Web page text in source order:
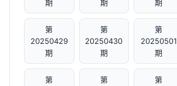
期
期
期
第
20250429
期
第
20250430
期
第
20250501
期
第
第
第